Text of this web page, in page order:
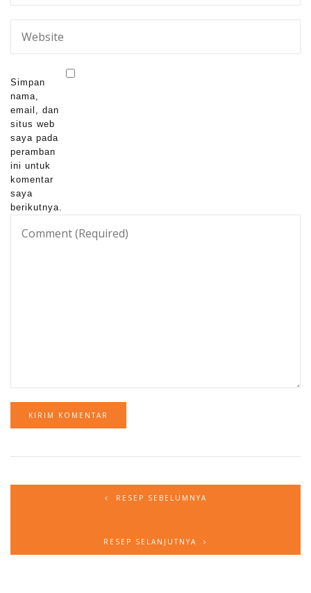
Simpan
nama,
email, dan
situs web
saya pada
peramban
ini untuk
komentar
saya
berikutnya.
RESEP SEBELUMNYA
RESEP SELANJUTNYA